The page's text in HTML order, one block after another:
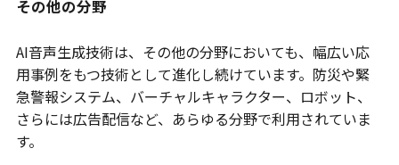
その他の分野
AI音声生成技術は、その他の分野においても、幅広い応
用事例をもつ技術として進化し続けています。防災や緊
急警報システム、バーチャルキャラクター、ロボット、
さらには広告配信など、あらゆる分野で利用されていま
す。